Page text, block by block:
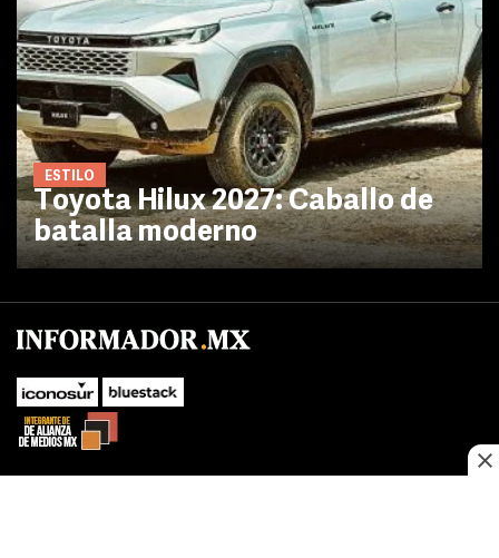
ESTILO
Toyota Hilux 2027: Caballo de
batalla moderno